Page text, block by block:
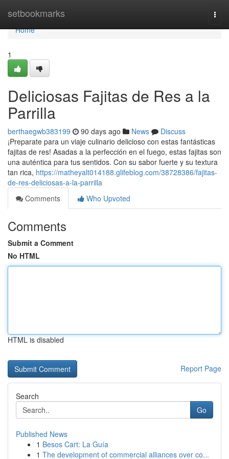
setbookmarks
Home
Home
1
Deliciosas Fajitas de Res a la
Parrilla
berthaegwb383199 90 days ago News
Discuss
¡Preparate para un viaje culinario delicioso con estas fantásticas
fajitas de res! Asadas a la perfección en el fuego, estas fajitas son
una auténtica para tus sentidos. Con su sabor fuerte y su textura
tan rica, https://matheyalt014188.glifeblog.com/38728386/fajitas-
de-res-deliciosas-a-la-parrilla
Comments
Who Upvoted
Comments
Submit a Comment
No HTML
HTML is disabled
Report Page
Search
Go
Published News
1 Besos Cart: La Guía
1 The development of commercial alliances over co...